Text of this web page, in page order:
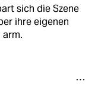
sich die Szene
ihre eigenen